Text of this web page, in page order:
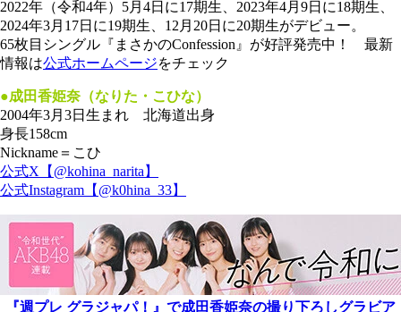
2022年（令和4年）5月4日に17期生、2023年4月9日に18期生、
2024年3月17日に19期生、12月20日に20期生がデビュー。
65枚目シングル『まさかのConfession』が好評発売中！ 最新
情報は公式ホームページをチェック
●成田香姫奈（なりた・こひな）
2004年3月3日生まれ 北海道出身
身長158cm
Nickname＝こひ
公式X【@kohina_narita】
公式Instagram【@k0hina_33】
『週プレ グラジャパ！』で成田香姫奈の撮り下ろしグラビア